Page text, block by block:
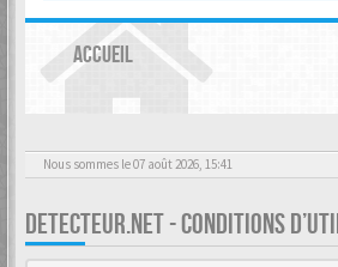
ACCUEIL
Nous sommes le 07 août 2026, 15:41
DETECTEUR.NET - CONDITIONS